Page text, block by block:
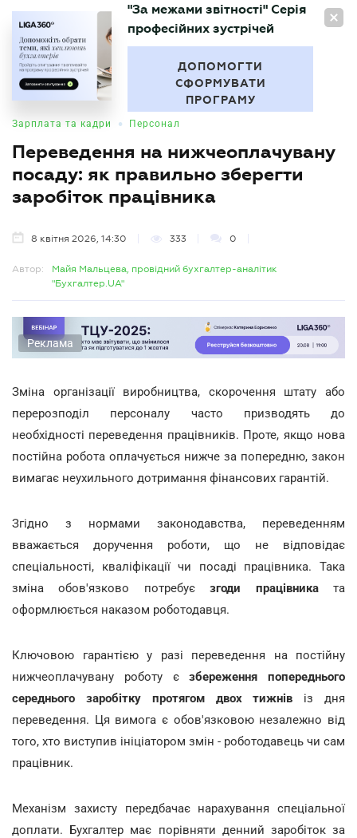
UA
БУХГАЛТЕР
"За межами звітності" Серія
професійних зустрічей
ДОПОМОГТИ
СФОРМУВАТИ
ПРОГРАМУ
Зарплата та кадри • Персонал
Переведення на нижчеоплачувану
посаду: як правильно зберегти
заробіток працівника
8 квітня 2026, 14:30 333 0
Автор:
Майя Мальцева, провідний бухгалтер-аналітик
"Бухгалтер.UA"
Реклама
Зміна організації виробництва, скорочення штату або
перерозподіл персоналу часто призводять до
необхідності переведення працівників. Проте, якщо нова
постійна робота оплачується нижче за попередню, закон
вимагає неухильного дотримання фінансових гарантій.
Згідно з нормами законодавства, переведенням
вважається доручення роботи, що не відповідає
спеціальності, кваліфікації чи посаді працівника. Така
зміна обов'язково потребуєзгоди працівниката
оформлюється наказом роботодавця.
Ключовою гарантією у разі переведення на постійну
нижчеоплачувану роботу єзбереження попереднього
середнього заробітку протягом двох тижнів із дня
переведення. Ця вимога є обов'язковою незалежно від
того, хто виступив ініціатором змін - роботодавець чи сам
працівник.
Механізм захисту передбачає нарахування спеціальної
доплати. Бухгалтер має порівняти денний заробіток за